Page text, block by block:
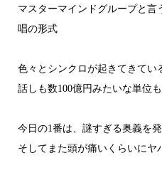
マスターマインドグループと言
唱の形式
色々とシンクロが起きてきてい
話しも数100億円みたいな単位
今日の1番は、謎すぎる奥義を
そしてまた頭が痛いくらいにヤ